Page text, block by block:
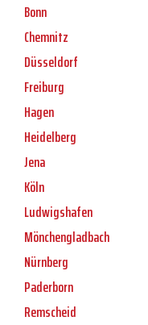
Bonn
Chemnitz
Düsseldorf
Freiburg
Hagen
Heidelberg
Jena
Köln
Ludwigshafen
Mönchengladbach
Nürnberg
Paderborn
Remscheid